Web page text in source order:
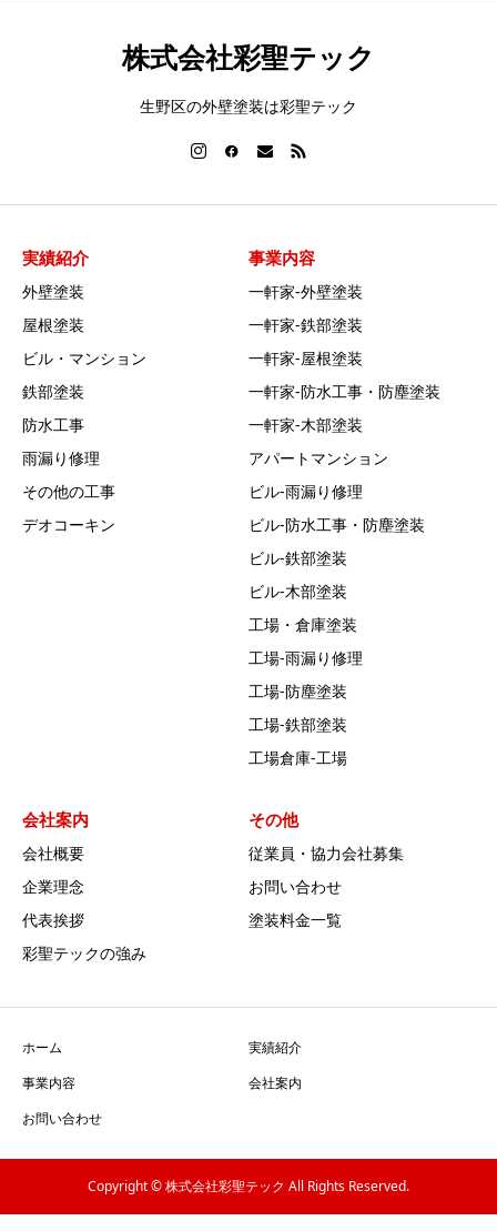
株式会社彩聖テック
生野区の外壁塗装は彩聖テック
実績紹介
外壁塗装
屋根塗装
ビル・マンション
鉄部塗装
防水工事
雨漏り修理
その他の工事
デオコーキン
事業内容
一軒家‐外壁塗装
一軒家‐鉄部塗装
一軒家‐屋根塗装
一軒家‐防水工事・防塵塗装
一軒家‐木部塗装
アパートマンション
ビル‐雨漏り修理
ビル‐防水工事・防塵塗装
ビル‐鉄部塗装
ビル‐木部塗装
工場・倉庫塗装
工場‐雨漏り修理
工場‐防塵塗装
工場‐鉄部塗装
工場倉庫-工場
会社案内
会社概要
企業理念
代表挨拶
彩聖テックの強み
その他
従業員・協力会社募集
お問い合わせ
塗装料金一覧
ホーム
実績紹介
事業内容
会社案内
お問い合わせ
Copyright © 株式会社彩聖テック All Rights Reserved.